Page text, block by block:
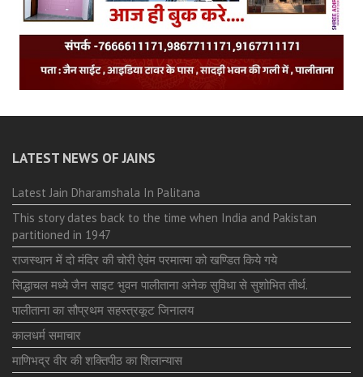
LATEST NEWS OF JAINS
Latest Jain Dharamshala In Palitana
This story dates back to the time when India and Pakistan
partitioned in 1947
राजस्थान में दो मंदिर की चोरी ऐवंम परमात्मा को खण्डित किये गये
सिद्धाचल मध्ये जैन साइट भुवन पालीताना अनेक सुविधा से सुशोभित तीर्थ.
पालीताना का सौप्रथम सहस्त्रकूट जिनालय
कालधर्म समाचार
माणिभद्र वीर की शक्तिपीठ का शिलान्यास